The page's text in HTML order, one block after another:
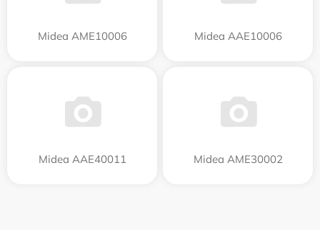
Midea AME10006 Midea AAE10006
Midea AAE40011 Midea AME30002